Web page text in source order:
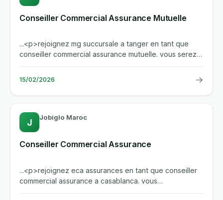
Conseiller Commercial Assurance Mutuelle
...<p>rejoignez mg succursale a tanger en tant que
conseiller commercial assurance mutuelle. vous serez
responsable de la...
15/02/2026 →
J Jobiglo Maroc
Conseiller Commercial Assurance
...<p>rejoignez eca assurances en tant que conseiller
commercial assurance a casablanca. vous
commercialiserez des...